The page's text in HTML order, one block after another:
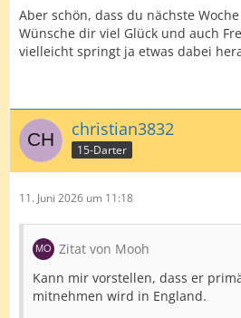
Aber schön, dass du nächste
Wünsche dir viel Glück und auch
vielleicht springt ja etwas dabei
christian3832
15-Darter
11. Juni 2026 um 11:18
Zitat von Mooh
Kann mir vorstellen, dass er
mitnehmen wird in England.